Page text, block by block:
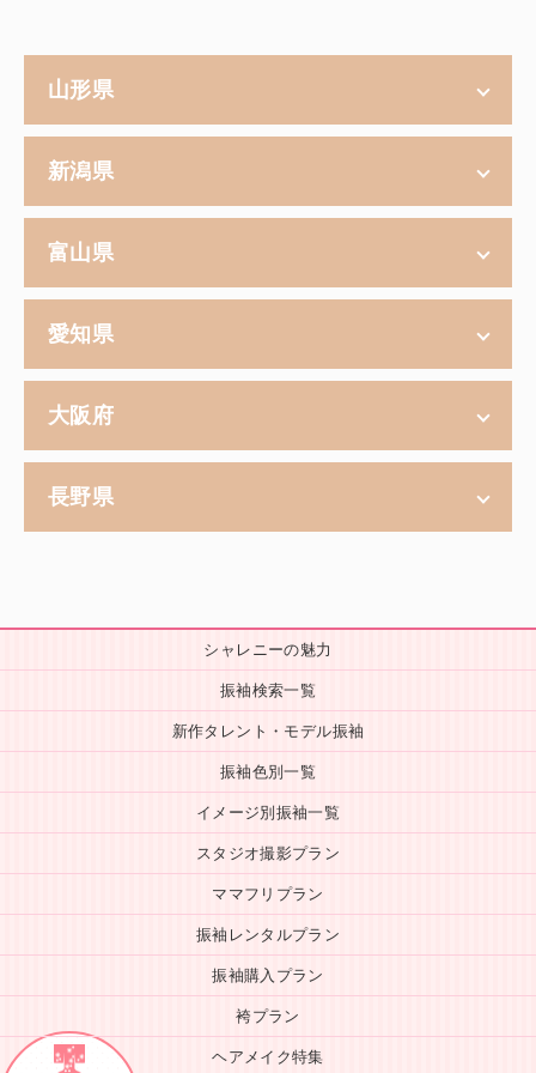
山形県
新潟県
富山県
愛知県
大阪府
長野県
シャレニーの魅力
振袖検索一覧
新作タレント・モデル振袖
振袖色別一覧
イメージ別振袖一覧
スタジオ撮影プラン
ママフリプラン
振袖レンタルプラン
振袖購入プラン
袴プラン
ヘアメイク特集